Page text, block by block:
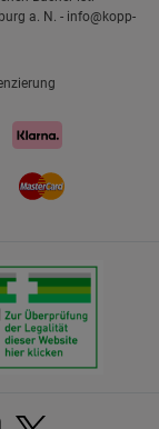
a. N. - info@kopp-